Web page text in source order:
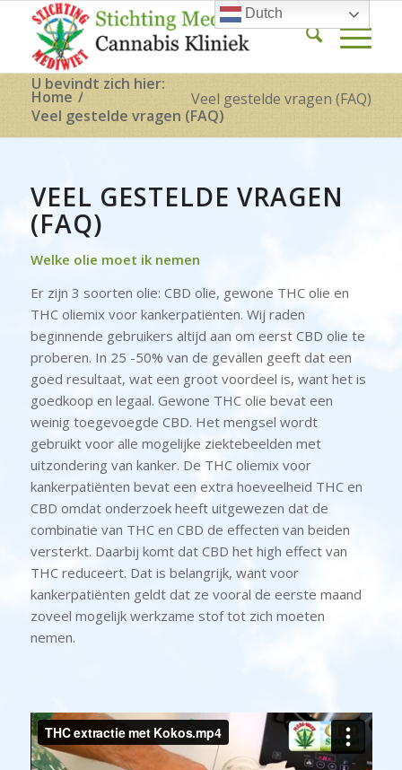
Veel gestelde vragen (FAQ)
U bevindt zich hier:
Home /
Veel gestelde vragen (FAQ)
VEEL GESTELDE VRAGEN
(FAQ)
Welke olie moet ik nemen
Er zijn 3 soorten olie: CBD olie, gewone THC olie en
THC oliemix voor kankerpatiënten. Wij raden
beginnende gebruikers altijd aan om eerst CBD olie te
proberen. In 25 -50% van de gevallen geeft dat een
goed resultaat, wat een groot voordeel is, want het is
goedkoop en legaal. Gewone THC olie bevat een
weinig toegevoegde CBD. Het mengsel wordt
gebruikt voor alle mogelijke ziektebeelden met
uitzondering van kanker. De THC oliemix voor
kankerpatiënten bevat een extra hoeveelheid THC en
CBD omdat onderzoek heeft uitgewezen dat de
combinatie van THC en CBD de effecten van beiden
versterkt. Daarbij komt dat CBD het high effect van
THC reduceert. Dat is belangrijk, want voor
kankerpatiënten geldt dat ze vooral de eerste maand
zoveel mogelijk werkzame stof tot zich moeten
nemen.
Dutch